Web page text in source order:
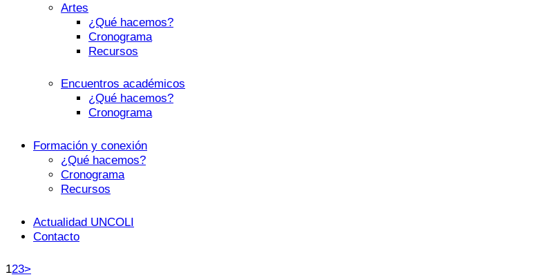
Artes
¿Qué hacemos?
Cronograma
Recursos
Encuentros académicos
¿Qué hacemos?
Cronograma
Formación y conexión
¿Qué hacemos?
Cronograma
Recursos
Actualidad UNCOLI
Contacto
123>